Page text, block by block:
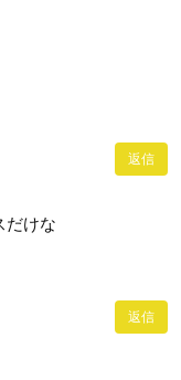
返信
だけな
返信